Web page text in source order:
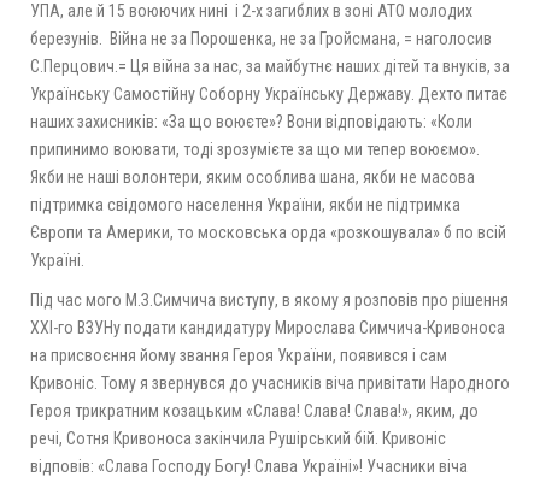
УПА, але й 15 воюючих нині і 2-х загиблих в зоні АТО молодих
березунів. Війна не за Порошенка, не за Гройсмана, = наголосив
С.Перцович.= Ця війна за нас, за майбутнє наших дітей та внуків, за
Українську Самостійну Соборну Українську Державу. Дехто питає
наших захисників: «За що воюєте»? Вони відповідають: «Коли
припинимо воювати, тоді зрозумієте за що ми тепер воюємо».
Якби не наші волонтери, яким особлива шана, якби не масова
підтримка свідомого населення України, якби не підтримка
Європи та Америки, то московська орда «розкошувала» б по всій
Україні.
Під час мого М.З.Симчича виступу, в якому я розповів про рішення
ХХІ-го ВЗУНу подати кандидатуру Мирослава Симчича-Кривоноса
на присвоєння йому звання Героя України, появився і сам
Кривоніс. Тому я звернувся до учасників віча привітати Народного
Героя трикратним козацьким «Слава! Слава! Слава!», яким, до
речі, Сотня Кривоноса закінчила Рушірський бій. Кривоніс
відповів: «Слава Господу Богу! Слава Україні»! Учасники віча